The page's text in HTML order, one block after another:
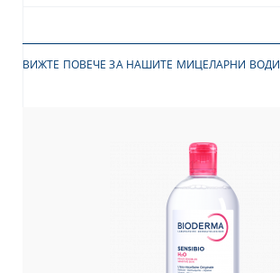
ВИЖТЕ ПОВЕЧЕ ЗА НАШИТЕ МИЦЕЛАРНИ ВОДИ